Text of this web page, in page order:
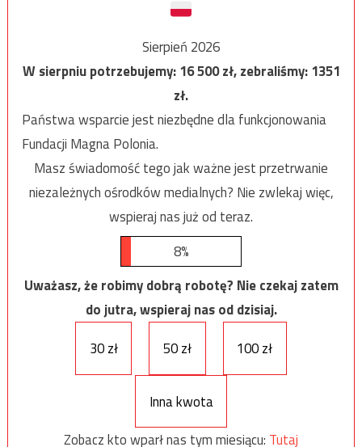
Sierpień 2026
W sierpniu potrzebujemy:16 500zł, zebraliśmy:1351
zł.
Państwa wsparcie jest niezbędne dla funkcjonowania
Fundacji Magna Polonia.
Masz świadomość tego jak ważne jest przetrwanie
niezależnych ośrodków medialnych? Nie zwlekaj więc,
wspieraj nas już od teraz.
8%
Uważasz, że robimy dobrą robotę? Nie czekaj zatem
do jutra, wspieraj nas od dzisiaj.
30 zł
50 zł 100 zł
Inna kwota
Zobacz kto wparł nas tym miesiącu: Tutaj